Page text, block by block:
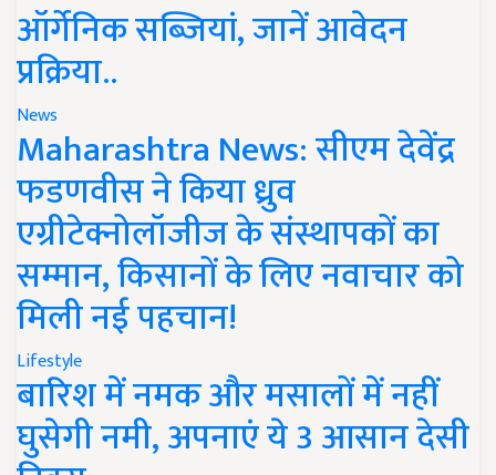
ऑर्गेनिक सब्जियां, जानें आवेदन
प्रक्रिया..
News
Maharashtra News: सीएम देवेंद्र
फडणवीस ने किया ध्रुव
एग्रीटेक्नोलॉजीज के संस्थापकों का
सम्मान, किसानों के लिए नवाचार को
मिली नई पहचान!
Lifestyle
बारिश में नमक और मसालों में नहीं
घुसेगी नमी, अपनाएं ये 3 आसान देसी